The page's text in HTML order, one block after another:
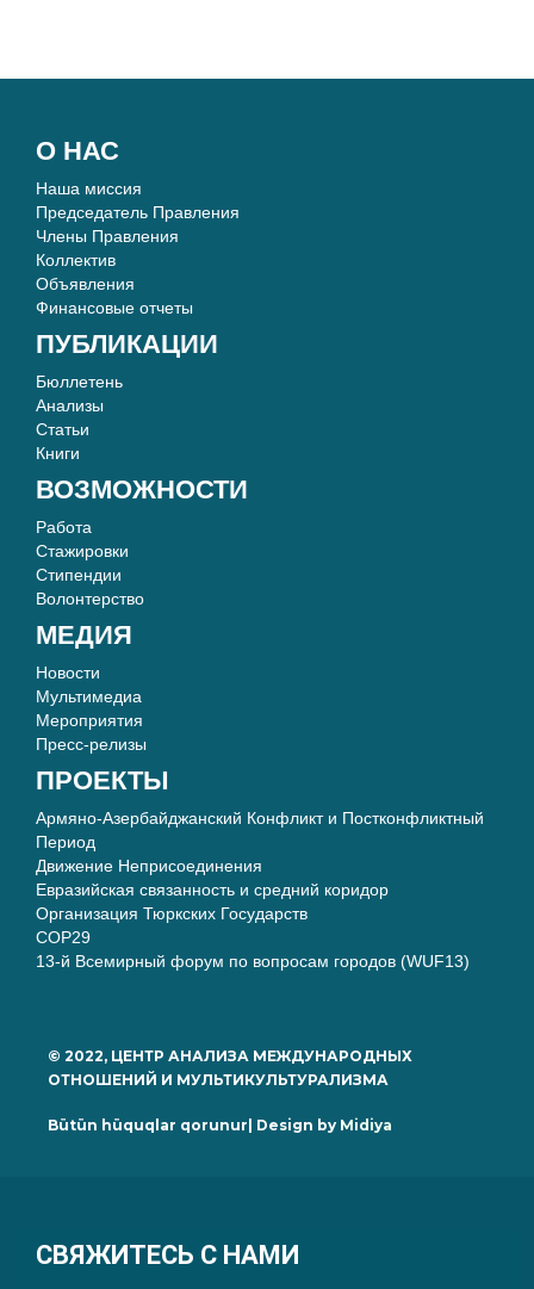
О НАС
Наша миссия
Председатель Правления
Члены Правления
Коллектив
Объявления
Финансовые отчеты
ПУБЛИКАЦИИ
Бюллетень
Анализы
Статьи
Книги
ВОЗМОЖНОСТИ
Работа
Стажировки
Стипендии
Волонтерство
МЕДИЯ
Новости
Мультимедиа
Мероприятия
Пресс-релизы
ПРОЕКТЫ
Армяно-Азербайджанский Конфликт и Постконфликтный
Период
Движение Неприсоединения
Евразийская связанность и средний коридор
Организация Тюркских Государств
COP29
13-й Всемирный форум по вопросам городов (WUF13)
© 2022, ЦЕНТР АНАЛИЗА МЕЖДУНАРОДНЫХ
ОТНОШЕНИЙ И МУЛЬТИКУЛЬТУРАЛИЗМА
Bütün hüquqlar qorunur| Design by Midiya
СВЯЖИТЕСЬ С НАМИ